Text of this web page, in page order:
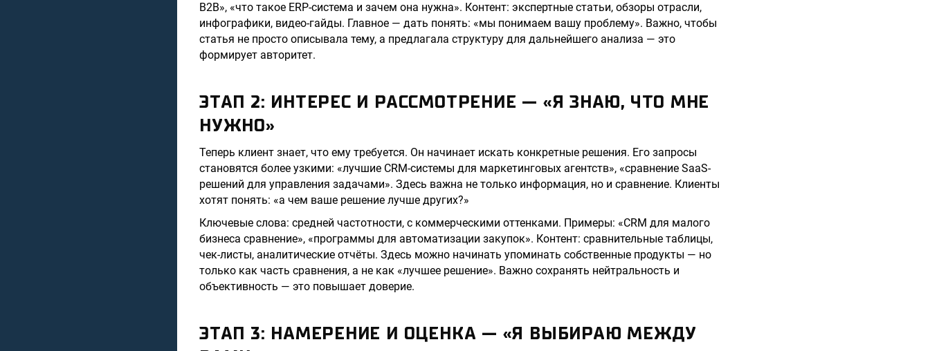
B2B», «что такое ERP-система и зачем она нужна». Контент: экспертные статьи, обзоры отрасли,
инфографики, видео-гайды. Главное — дать понять: «мы понимаем вашу проблему». Важно, чтобы
статья не просто описывала тему, а предлагала структуру для дальнейшего анализа — это
формирует авторитет.
ЭТАП 2: ИНТЕРЕС И РАССМОТРЕНИЕ — «Я ЗНАЮ, ЧТО МНЕ
НУЖНО»
Теперь клиент знает, что ему требуется. Он начинает искать конкретные решения. Его запросы
становятся более узкими: «лучшие CRM-системы для маркетинговых агентств», «сравнение SaaS-
решений для управления задачами». Здесь важна не только информация, но и сравнение. Клиенты
хотят понять: «а чем ваше решение лучше других?»
Ключевые слова: средней частотности, с коммерческими оттенками. Примеры: «CRM для малого
бизнеса сравнение», «программы для автоматизации закупок». Контент: сравнительные таблицы,
чек-листы, аналитические отчёты. Здесь можно начинать упоминать собственные продукты — но
только как часть сравнения, а не как «лучшее решение». Важно сохранять нейтральность и
объективность — это повышает доверие.
ЭТАП 3: НАМЕРЕНИЕ И ОЦЕНКА — «Я ВЫБИРАЮ МЕЖДУ